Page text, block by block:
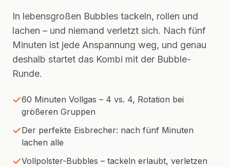
In lebensgroßen Bubbles tackeln, rollen und
lachen – und niemand verletzt sich. Nach fünf
Minuten ist jede Anspannung weg, und genau
deshalb startet das Kombi mit der Bubble-
Runde.
60 Minuten Vollgas – 4 vs. 4, Rotation bei
größeren Gruppen
Der perfekte Eisbrecher: nach fünf Minuten
lachen alle
Vollpolster-Bubbles – tackeln erlaubt, verletzen